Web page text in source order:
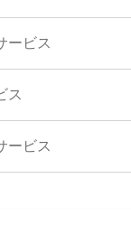
ービス
ス
ービス